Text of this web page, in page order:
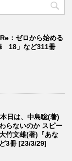
：ゼロから始める
18」など311冊
日は、中島聡(著)
らないのか スピー
竹文雄(著)『あな
3冊 [23/3/29]